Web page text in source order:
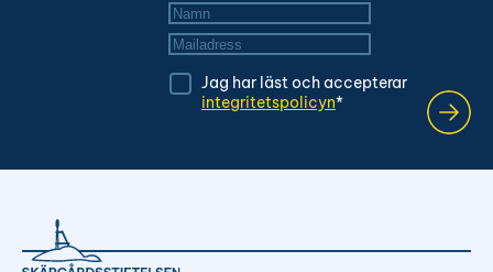
Namn
*
Mailadress*
Jag har läst och accepterar
integritetspolicyn*